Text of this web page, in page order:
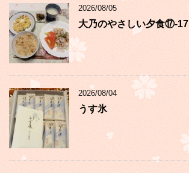
2026/08/05
大乃のやさしい夕食⑰-17
2026/08/04
うす氷